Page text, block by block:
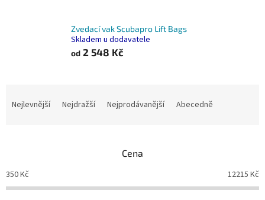
Zvedací vak Scubapro Lift Bags
Skladem u dodavatele
od 2 548 Kč
p
Nejlevnější Nejdražší Nejprodávanější Abecedně
Cena
350Kč 12215 Kč